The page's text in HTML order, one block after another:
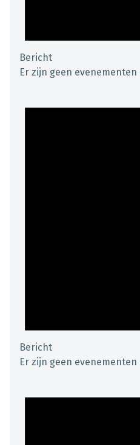
Bericht
Er zijn geen evenementen
Bericht
Er zijn geen evenementen